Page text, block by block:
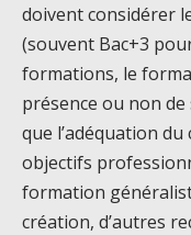
doivent considérer
(souvent Bac+3
formations, le
présence ou non
que l’adéquation
objectifs
formation
création, d’autres